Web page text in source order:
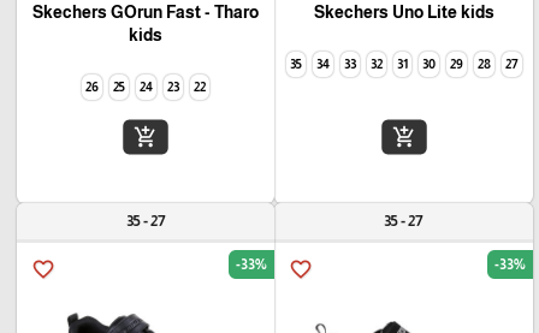
Skechers Uno Lite kids
27
28
29
30
31
32
33
34
35
add_shopping_cart
Skechers GOrun Fast - Tharo
kids
22
23
24
25
26
add_shopping_cart
27 - 35
favorite_border -33%
27 - 35
favorite_border -33%